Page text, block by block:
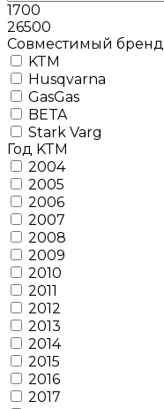
1700
26500
Совместимый бренд
KTM
Husqvarna
GasGas
BETA
Stark Varg
Год KTM
2004
2005
2006
2007
2008
2009
2010
2011
2012
2013
2014
2015
2016
2017